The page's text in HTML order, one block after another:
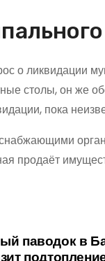
о ликвидации
столы, он же
пока
продаёт
паводок в